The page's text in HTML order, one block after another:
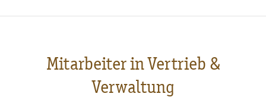
Mitarbeiter in Vertrieb &
Verwaltung